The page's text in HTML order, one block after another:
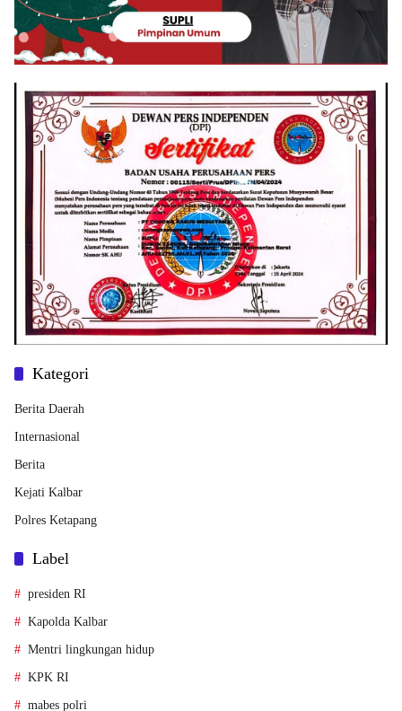
Kategori
Berita Daerah
Internasional
Berita
Kejati Kalbar
Polres Ketapang
Label
presiden RI
Kapolda Kalbar
Mentri lingkungan hidup
KPK RI
mabes polri